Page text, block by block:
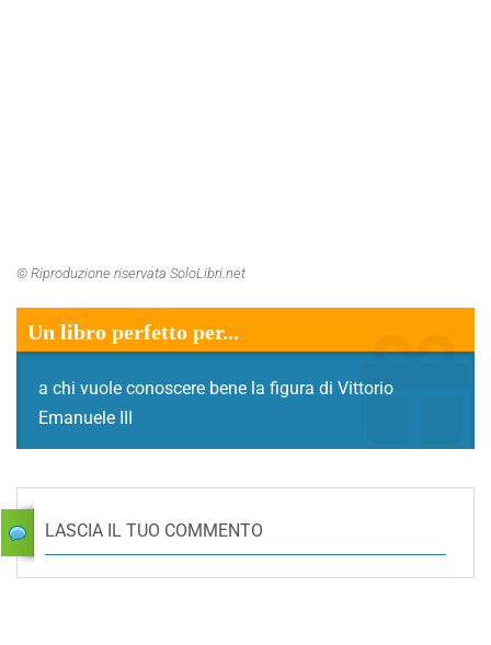
© Riproduzione riservata SoloLibri.net
Un libro perfetto per...
a chi vuole conoscere bene la figura di Vittorio
Emanuele III
LASCIA IL TUO COMMENTO